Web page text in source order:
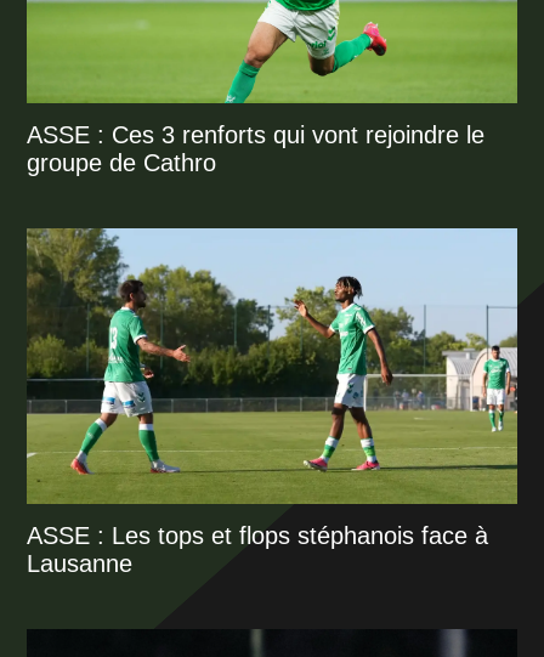
ASSE : Ces 3 renforts qui vont rejoindre le
groupe de Cathro
ASSE : Les tops et flops stéphanois face à
Lausanne